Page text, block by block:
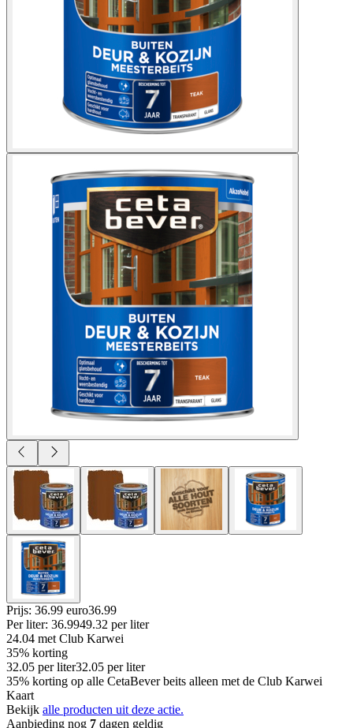
Prijs: 36.99 euro36.99
Per liter: 36.9949.32 per liter
24.04 met Club Karwei
35% korting
32.05 per liter32.05 per liter
35% korting op alle CetaBever beits alleen met de Club Karwei
Kaart
Bekijk alle producten uit deze actie.
Aanbieding nog 7 dagen geldig